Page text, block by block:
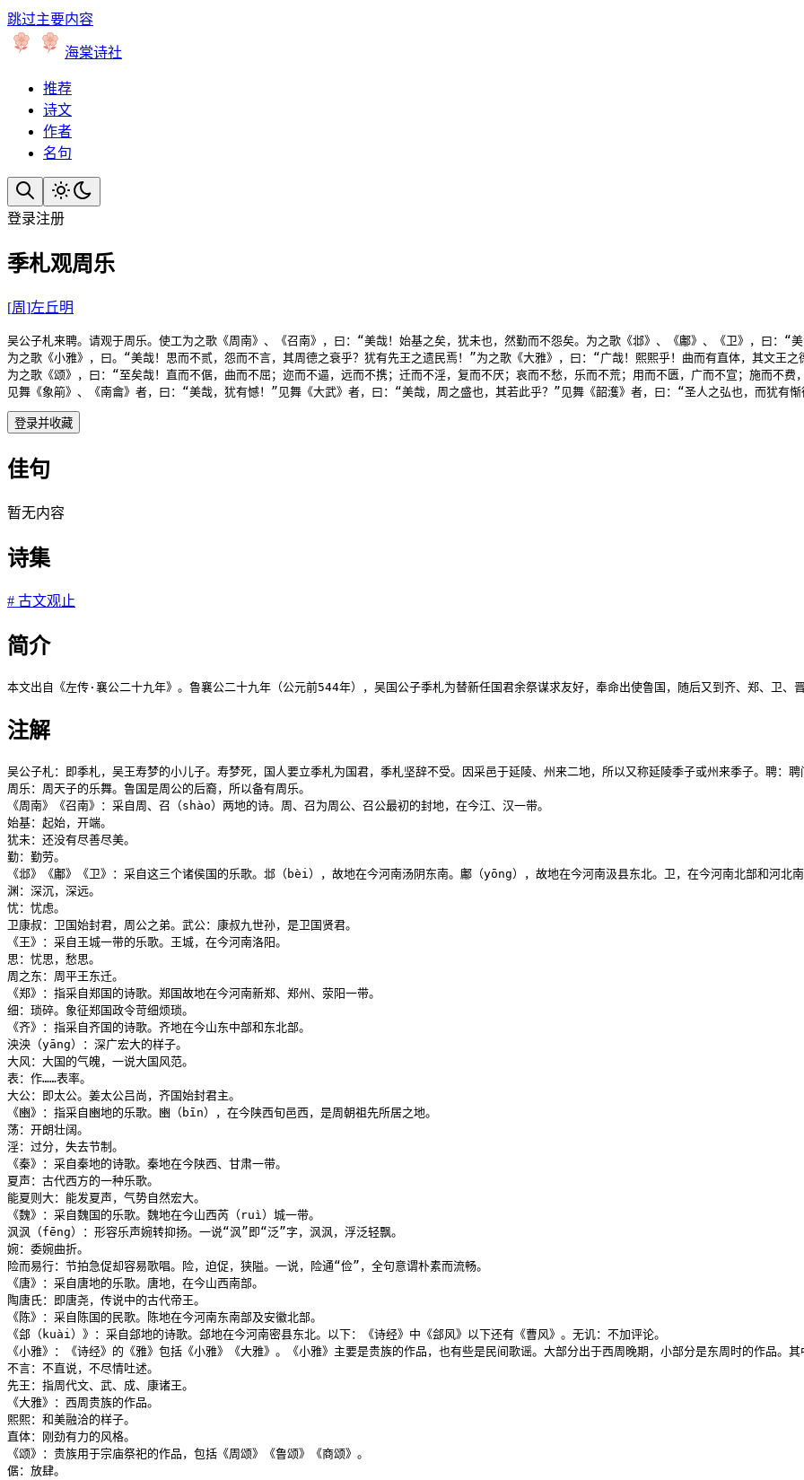
跳过主要内容
海棠诗社
推荐
诗文
作者
名句
登录注册
季札观周乐
[周]左丘明
吴公子札来聘。请观于周乐。使工为之歌《周南》、《召南》，曰：“美哉！始基之矣，犹未也，然勤而不怨矣。为之歌《邶》、《鄘》、《卫》，曰
为之歌《小雅》，曰。“美哉！思而不贰，怨而不言，其周德之衰乎？犹有先王之遗民焉！”为之歌《大雅》，曰：“广哉！熙熙乎！曲而有直体，其文王之
为之歌《颂》，曰：“至矣哉！直而不倨，曲而不屈；迩而不逼，远而不携；迁而不淫，复而不厌；哀而不愁，乐而不荒；用而不匮，广而不宣；施而不
见舞《象箾》、《南龠》者，曰：“美哉，犹有憾！”见舞《大武》者，曰：“美哉，周之盛也，其若此乎？”见舞《韶濩》者，曰：“圣人之弘也，而犹
登录并收藏
佳句
暂无内容
诗集
# 古文观止
简介
本文出自《左传·襄公二十九年》。鲁襄公二十九年（公元前544年），吴国公子季札为替新任国君余祭谋求友好，奉命出使鲁国，随后又到齐、郑、卫
注解
吴公子札：即季札，吴王寿梦的小儿子。寿梦死，国人要立季札为国君，季札坚辞不受。因采邑于延陵、州来二地，所以又称延陵季子或州来季子。聘：
周乐：周天子的乐舞。鲁国是周公的后裔，所以备有周乐。
《周南》《召南》：采自周、召（shào）两地的诗。周、召为周公、召公最初的封地，在今江、汉一带。
始基：起始，开端。
犹未：还没有尽善尽美。
勤：勤劳。
《邶》《鄘》《卫》：采自这三个诸侯国的乐歌。邶（bèi），故地在今河南汤阴东南。鄘（yōng），故地在今河南汲县东北。卫，在今河南北部和河北
渊：深沉，深远。
忧：忧虑。
卫康叔：卫国始封君，周公之弟。武公：康叔九世孙，是卫国贤君。
《王》：采自王城一带的乐歌。王城，在今河南洛阳。
思：忧思，愁思。
周之东：周平王东迁。
《郑》：指采自郑国的诗歌。郑国故地在今河南新郑、郑州、荥阳一带。
细：琐碎。象征郑国政令苛细烦琐。
《齐》：指采自齐国的诗歌。齐地在今山东中部和东北部。
泱泱（yāng）：深广宏大的样子。
大风：大国的气魄，一说大国风范。
表：作……表率。
大公：即太公。姜太公吕尚，齐国始封君主。
《豳》：指采自豳地的乐歌。豳（bīn），在今陕西旬邑西，是周朝祖先所居之地。
荡：开朗壮阔。
淫：过分，失去节制。
《秦》：采自秦地的诗歌。秦地在今陕西、甘肃一带。
夏声：古代西方的一种乐歌。
能夏则大：能发夏声，气势自然宏大。
《魏》：采自魏国的乐歌。魏地在今山西芮（ruì）城一带。
沨沨（fēng）：形容乐声婉转抑扬。一说“沨”即“泛”字，沨沨，浮泛轻飘。
婉：委婉曲折。
险而易行：节拍急促却容易歌唱。险，迫促，狭隘。一说，险通“俭”，全句意谓朴素而流畅。
《唐》：采自唐地的乐歌。唐地，在今山西南部。
陶唐氏：即唐尧，传说中的古代帝王。
《陈》：采自陈国的民歌。陈地在今河南东南部及安徽北部。
《郐（kuài）》：采自郐地的诗歌。郐地在今河南密县东北。以下：《诗经》中《郐风》以下还有《曹风》。无讥：不加评论。
《小雅》：《诗经》的《雅》包括《小雅》《大雅》。《小雅》主要是贵族的作品，也有些是民间歌谣。大部分出于西周晚期，小部分是东周时的作品。
不言：不直说，不尽情吐述。
先王：指周代文、武、成、康诸王。
《大雅》：西周贵族的作品。
熙熙：和美融洽的样子。
直体：刚劲有力的风格。
《颂》：贵族用于宗庙祭祀的作品，包括《周颂》《鲁颂》《商颂》。
倨：放肆。